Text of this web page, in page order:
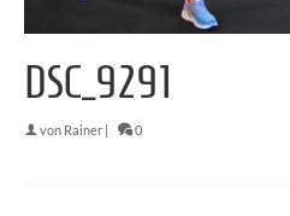
DSC_9291
von Rainer | 0